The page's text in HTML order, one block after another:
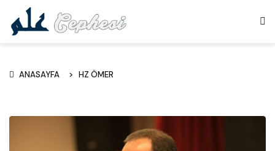
ANASAYFA HZ ÖMER